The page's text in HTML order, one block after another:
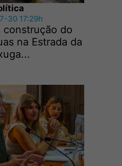
30 17:29h
construção do
na Estrada da